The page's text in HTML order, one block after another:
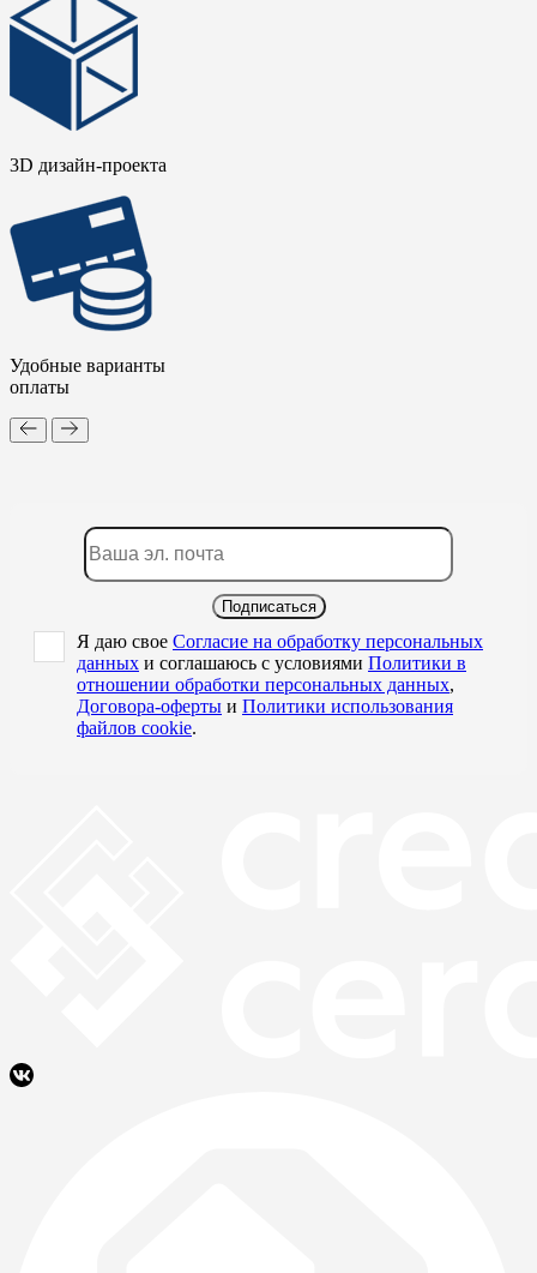
3D дизайн-проекта
Удобные варианты
оплаты
Подписаться
Я даю свое Согласие на обработку персональных
данных и соглашаюсь с условиями Политики в
отношении обработки персональных данных,
Договора-оферты и Политики использования
файлов cookie.